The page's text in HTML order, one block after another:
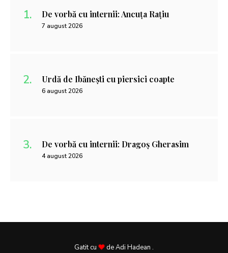
De vorbă cu internii: Ancuța Rațiu
7 august 2026
Urdă de Ibănești cu piersici coapte
6 august 2026
De vorbă cu internii: Dragoș Gherasim
4 august 2026
Gatit cu de Adi Hadean .